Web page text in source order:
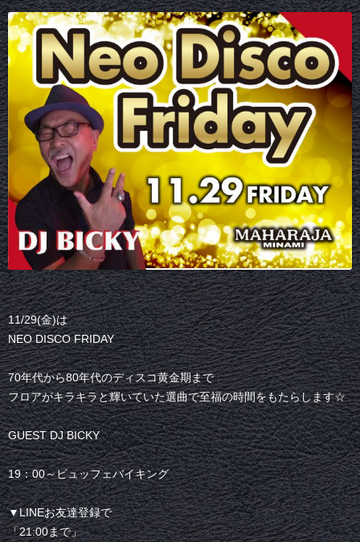
11/29(金)は
NEO DISCO FRIDAY
70年代から80年代のディスコ黄金期まで
フロアがキラキラと輝いていた選曲で至福の時間をもたらします☆
GUEST DJ BICKY
19：00～ビュッフェバイキング
▼LINEお友達登録で
「21:00まで」